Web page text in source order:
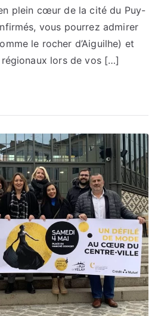
plein cœur de la cité du Puy-
vous pourrez admirer
le rocher d’Aiguilhe) et
lors de vos […]